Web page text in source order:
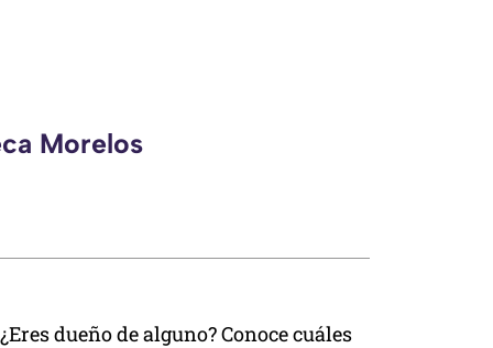
Morelos
¿Eres dueño de alguno? Conoce cuáles